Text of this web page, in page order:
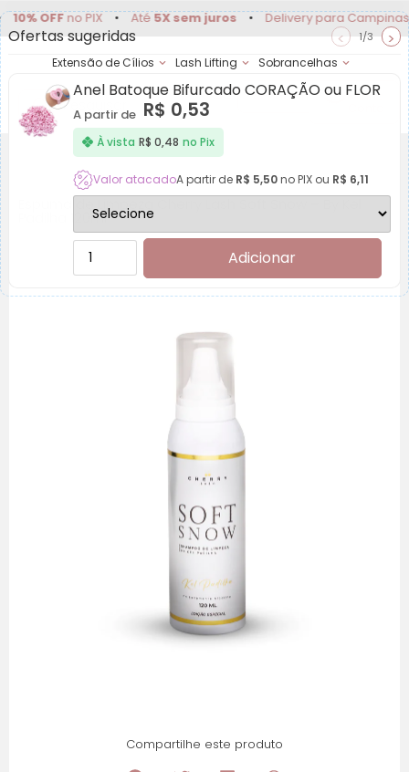
no PIX • Até5X sem juros • Delivery para Campinas e
Extensão de Cílios Lash Lifting Sobrancelhas
Achadinhos Minha
Espuma de Limpeza Cherry Lash Soft Snow – By Kel
Padilha 120ml
Compartilhe este produto
Ofertas sugeridas < 1/3 >
Anel Batoque Bifurcado CORAÇÃO ou FLOR
A partir de R$ 0,53
À vista R$ 0,48 no Pix
Valor atacadoA partir de R$ 5,50no PIX ou R$ 6,11
Adicionar